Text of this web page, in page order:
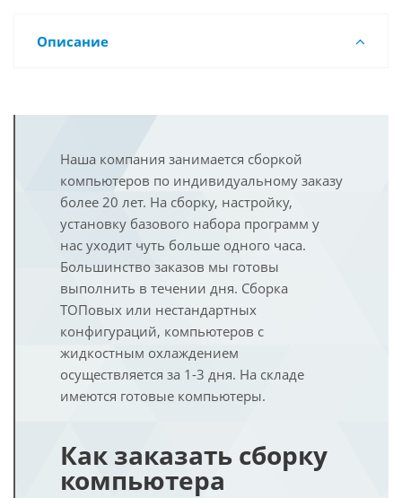
Описание
Наша компания занимается сборкой
компьютеров по индивидуальному заказу
более 20 лет. На сборку, настройку,
установку базового набора программ у
нас уходит чуть больше одного часа.
Большинство заказов мы готовы
выполнить в течении дня. Сборка
ТОПовых или нестандартных
конфигураций, компьютеров с
жидкостным охлаждением
осуществляется за 1-3 дня. На складе
имеются готовые компьютеры.
Как заказать сборку
компьютера